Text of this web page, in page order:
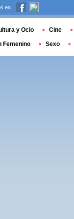
en
y Ocio Cine
Femenino Sexo